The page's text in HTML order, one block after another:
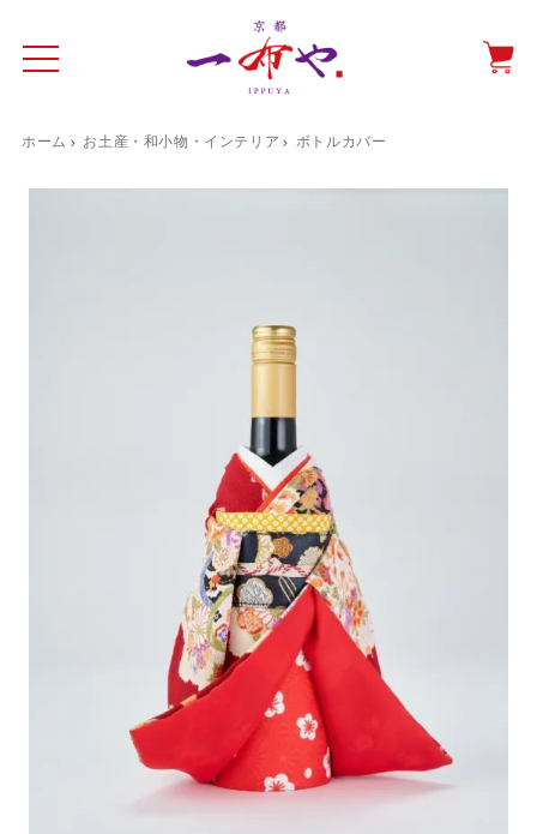
ド 一布やについて 商品をみる 特集ページ
ホーム お土産・和小物・インテリア ボトルカバー